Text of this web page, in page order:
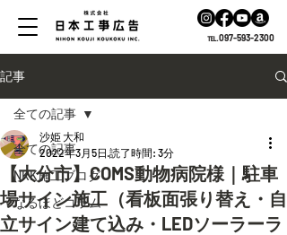
℡.097-593-2300
記事
全ての記事
NKK施工ブログ
なるほどコラム
全ての記事
【大分市】COMS動物病院様｜駐車
場サイン施工（看板面張り替え・自
立サイン建て込み・LEDソーラーラ
沙姫 大和
2022年3月5日 読了時間: 3分